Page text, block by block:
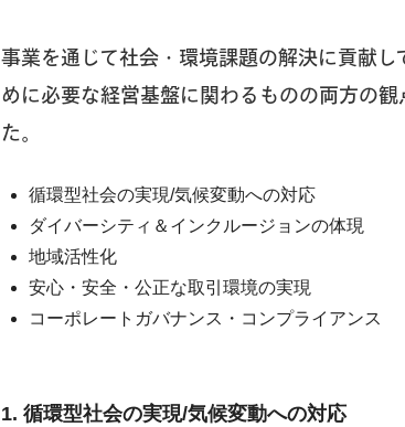
事業を通じて社会・環境課題の解決に貢献
めに必要な経営基盤に関わるものの両方の
た。
循環型社会の実現/気候変動への対応
ダイバーシティ＆インクルージョンの体現
地域活性化
安心・安全・公正な取引環境の実現
コーポレートガバナンス・コンプライアンス
1. 循環型社会の実現/気候変動への対応